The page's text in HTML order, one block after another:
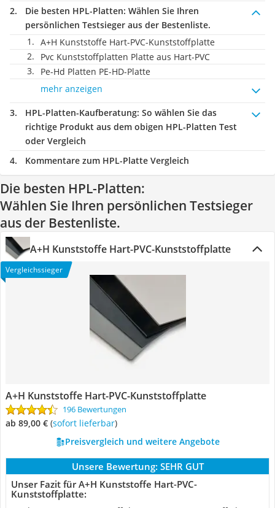
Die besten HPL-Platten: Wählen Sie Ihren
persönlichen Testsieger aus der Bestenliste.
A+H Kunststoffe Hart-PVC-Kunststoffplatte
Pvc Kunststoffplatten Platte aus Hart-PVC
Pe-Hd Platten PE-HD-Platte
mehr anzeigen
HPL-Platten-Kaufberatung: So wählen Sie das
richtige Produkt aus dem obigen HPL-Platten Test
oder Vergleich
Kommentare zum HPL-Platte Vergleich
Die besten HPL-Platten:
Wählen Sie Ihren persönlichen Testsieger
aus der Bestenliste.
A+H Kunststoffe Hart-PVC-Kunststoffplatte
Vergleichssieger
A+H Kunststoffe Hart-PVC-Kunststoffplatte
196 Bewertungen
ab 89,00 € ( Sofort lieferbar)
Preisvergleich und weitere Angebote
Unsere Bewertung: SEHR GUT
Unser Fazit für A+H Kunststoffe Hart-PVC-
Kunststoffplatte: